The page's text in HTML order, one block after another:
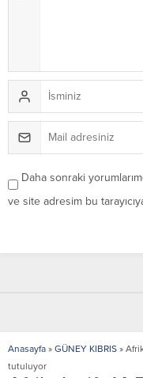
Daha sonraki
ve site adresim bu
Anasayfa » GÜNEY KIBRIS »
tutuluyor